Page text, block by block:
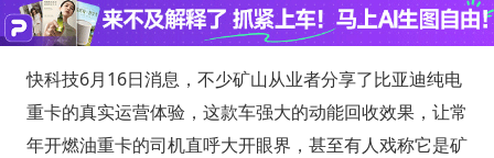
快科技6月16日消息，不少矿山从业者分享了比亚迪纯电
重卡的真实运营体验，这款车强大的动能回收效果，让常
年开燃油重卡的司机直呼大开眼界，甚至有人戏称它是矿